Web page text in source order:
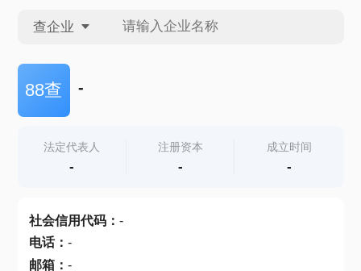
查企业
查企业
查产地
88查 -
法定代表人
-
注册资本
-
成立时间
-
社会信用代码： -
电话： -
邮箱： -